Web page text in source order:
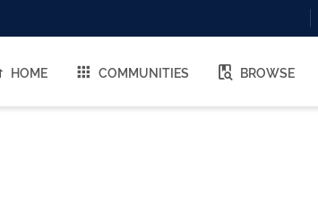
HOME COMMUNITIES BROWSE